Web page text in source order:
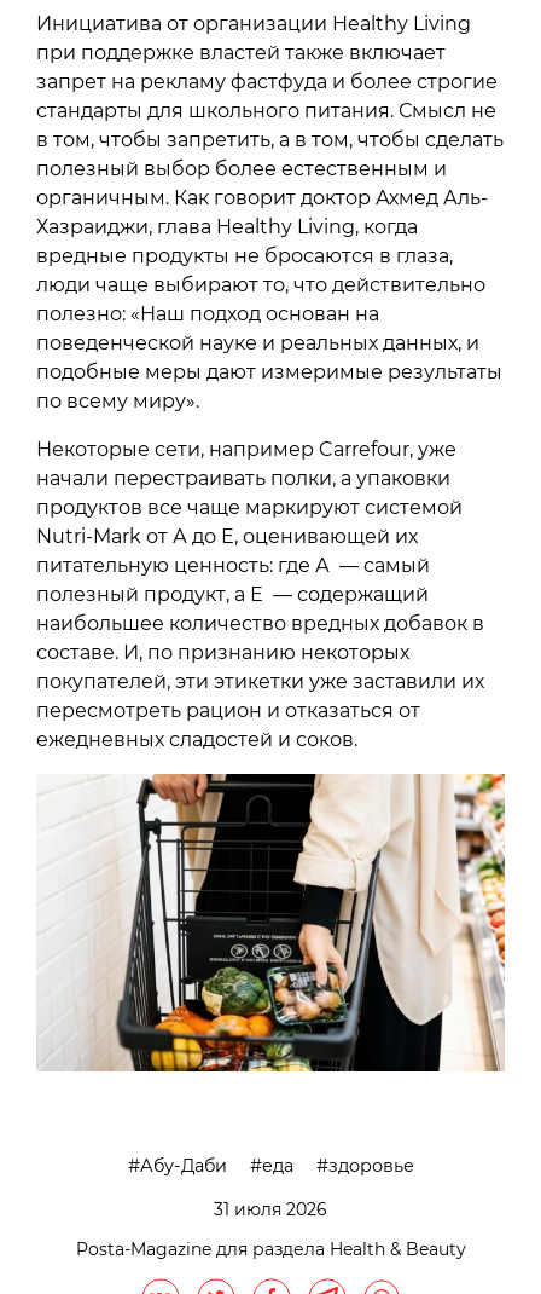
Инициатива от организации Healthy Living
при поддержке властей также включает
запрет на рекламу фастфуда и более строгие
стандарты для школьного питания. Смысл не
в том, чтобы запретить, а в том, чтобы сделать
полезный выбор более естественным и
органичным. Как говорит доктор Ахмед Аль-
Хазраиджи, глава Healthy Living, когда
вредные продукты не бросаются в глаза,
люди чаще выбирают то, что действительно
полезно: «Наш подход основан на
поведенческой науке и реальных данных, и
подобные меры дают измеримые результаты
по всему миру».
Некоторые сети, например Carrefour, уже
начали перестраивать полки, а упаковки
продуктов все чаще маркируют системой
Nutri-Mark от А до Е, оценивающей их
питательную ценность: где А — самый
полезный продукт, а Е — содержащий
наибольшее количество вредных добавок в
составе. И, по признанию некоторых
покупателей, эти этикетки уже заставили их
пересмотреть рацион и отказаться от
ежедневных сладостей и соков.
Абу-Даби еда
здоровье
31 июля 2026
Posta-Magazine для раздела Health & Beauty